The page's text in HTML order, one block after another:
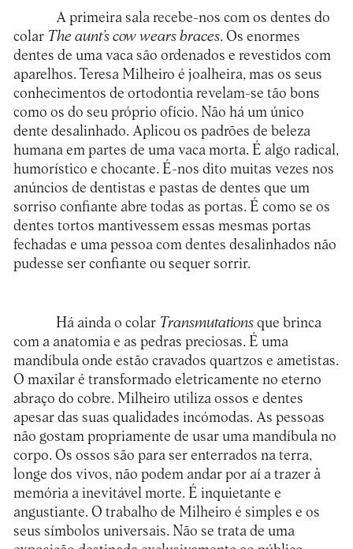
A primeira sala recebe-nos com os dentes do
colar The aunt’s cow wears braces. Os enormes
dentes de uma vaca são ordenados e revestidos com
aparelhos. Teresa Milheiro é joalheira, mas os seus
conhecimentos de ortodontia revelam-se tão bons
como os do seu próprio ofício. Não há um único
dente desalinhado. Aplicou os padrões de beleza
humana em partes de uma vaca morta. É algo radical,
humorístico e chocante. É-nos dito muitas vezes nos
anúncios de dentistas e pastas de dentes que um
sorriso confiante abre todas as portas. É como se os
dentes tortos mantivessem essas mesmas portas
fechadas e uma pessoa com dentes desalinhados não
pudesse ser confiante ou sequer sorrir.
Há ainda o colar Transmutationsque brinca
com a anatomia e as pedras preciosas. É uma
mandíbula onde estão cravados quartzos e ametistas.
O maxilar é transformado eletricamente no eterno
abraço do cobre. Milheiro utiliza ossos e dentes
apesar das suas qualidades incómodas. As pessoas
não gostam propriamente de usar uma mandíbula no
corpo. Os ossos são para ser enterrados na terra,
longe dos vivos, não podem andar por aí a trazer à
memória a inevitável morte. É inquietante e
angustiante. O trabalho de Milheiro é simples e os
seus símbolos universais. Não se trata de uma